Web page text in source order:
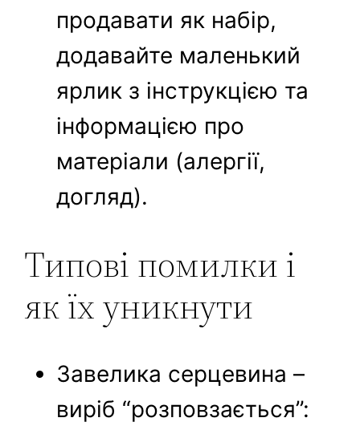
продавати як набір,
додавайте маленький
ярлик з інструкцією та
інформацією про
матеріали (алергії,
догляд).
Типові помилки і
як їх уникнути
Завелика серцевина –
виріб “розповзається”: